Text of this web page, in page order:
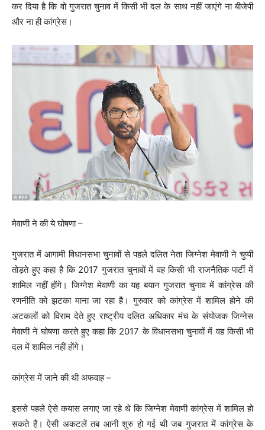
कर दिया है कि वो गुजरात चुनाव में किसी भी दल के साथ नहीं जाएंगे ना बीजेपी
और ना ही कांग्रेस।
मेवाणी ने की ये घोषणा –
गुजरात में आगामी विधानसभा चुनावों से पहले दलित नेता जिग्नेश मेवाणी ने चुप्पी
तोड़ते हुए कहा है कि 2017 गुजरात चुनावों में वह किसी भी राजनैतिक पार्टी में
शामिल नहीं होंगे। जिग्नेश मेवाणी का यह बयान गुजरात चुनाव में कांग्रेस की
रणनीति को झटका माना जा रहा है। गुरुवार को कांग्रेस में शामिल होने की
अटकलों को विराम देते हुए राष्‍ट्रीय दलित अधिकार मंच के संयोजक जिग्‍नेस
मेवाणी ने घोषणा करते हुए कहा कि 2017 के विधानसभा चुनावों में वह किसी भी
दल में शामिल नहीं होंगे।
कांग्रेस में जाने की थी अफवाह –
इससे पहले ऐसे कयास लगाए जा रहे थे कि जिग्नेश मेवाणी कांग्रेस में शामिल हो
सकते हैं। ऐसी अकटलें तब आनी शुरु हो गई थी जब गुजरात में कांग्रेस के